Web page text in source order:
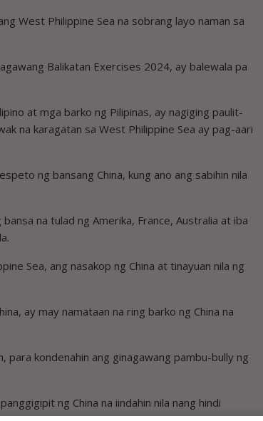
West Philippine Sea na sobrang layo naman sa
Balikatan Exercises 2024, ay balewala pa
at mga barko ng Pilipinas, ay nagiging paulit-
na karagatan sa West Philippine Sea ay pag-aari
ng bansang China, kung ano ang sabihin nila
na tulad ng Amerika, France, Australia at iba
Sea, ang nasakop ng China at tinayuan nila ng
ay may namataan na ring barko ng China na
para kondenahin ang ginagawang pambu-bully ng
ng China na iindahin nila nang hindi